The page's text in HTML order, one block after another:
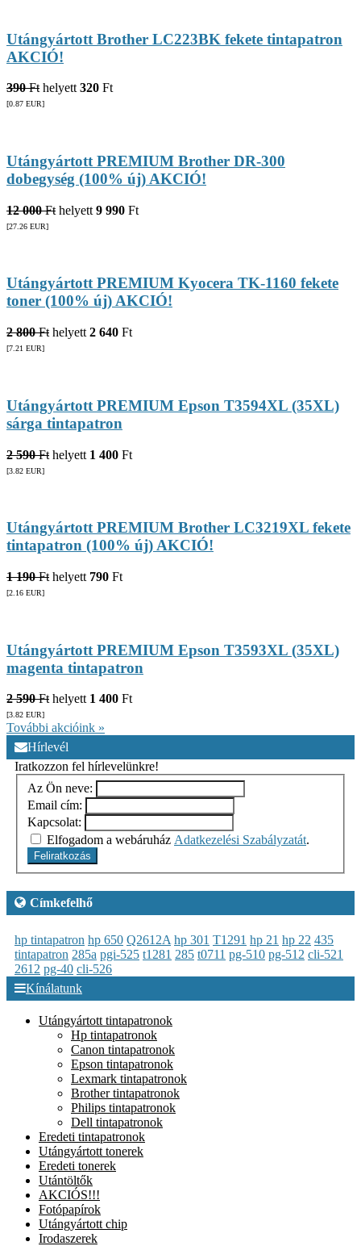
Utángyártott Brother LC223BK fekete tintapatron
AKCIÓ!
390 Ft helyett 320 Ft
[0.87 EUR]
Utángyártott PREMIUM Brother DR-300
dobegység (100% új) AKCIÓ!
12 000 Ft helyett 9 990 Ft
[27.26 EUR]
Utángyártott PREMIUM Kyocera TK-1160 fekete
toner (100% új) AKCIÓ!
2 800 Ft helyett 2 640 Ft
[7.21 EUR]
Utángyártott PREMIUM Epson T3594XL (35XL)
sárga tintapatron
2 590 Ft helyett 1 400 Ft
[3.82 EUR]
Utángyártott PREMIUM Brother LC3219XL fekete
tintapatron (100% új) AKCIÓ!
1 190 Ft helyett 790 Ft
[2.16 EUR]
Utángyártott PREMIUM Epson T3593XL (35XL)
magenta tintapatron
2 590 Fthelyett 1 400 Ft
[3.82 EUR]
További akcióink »
Hírlevél
Iratkozzon fel hírlevelünkre!
Az Ön neve:
Email cím:
Kapcsolat:
Elfogadom a webáruház Adatkezelési Szabályzatát.
Feliratkozás
Címkefelhő
hp tintapatron hp 650 Q2612A hp 301 T1291 hp 21 hp 22 435
tintapatron 285a pgi-525 t1281 285 t0711 pg-510 pg-512 cli-521
2612 pg-40 cli-526
Kínálatunk
Utángyártott tintapatronok
Hp tintapatronok
Canon tintapatronok
Epson tintapatronok
Lexmark tintapatronok
Brother tintapatronok
Philips tintapatronok
Dell tintapatronok
Eredeti tintapatronok
Utángyártott tonerek
Eredeti tonerek
Utántöltők
AKCIÓS!!!
Fotópapírok
Utángyártott chip
Irodaszerek